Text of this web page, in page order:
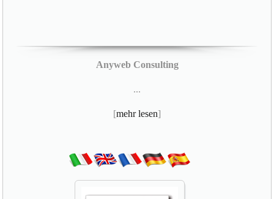
Anyweb Consulting
...
[mehr lesen]